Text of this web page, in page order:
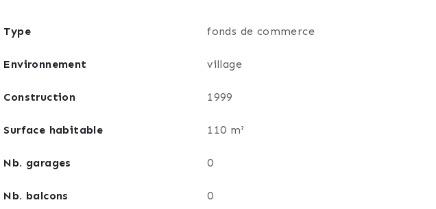
Type fonds de commerce
Environnement village
Construction 1999
Surface habitable 110 m²
Nb. garages 0
Nb. balcons 0